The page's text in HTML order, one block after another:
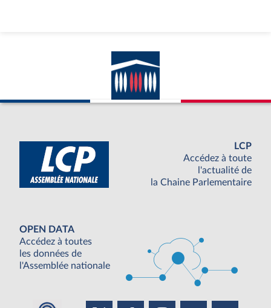
LCP
Accédez à toute
l'actualité de
la Chaine Parlementaire
OPEN DATA
Accédez à toutes
les données de
l'Assemblée nationale